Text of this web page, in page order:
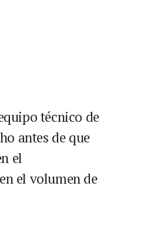
técnico de
antes de que
el
el volumen de